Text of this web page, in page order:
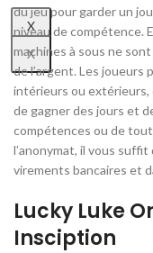
X
X
du jeu pour garder un
niveau de compétence.
machines à sous ne
de l’argent. Les joueurs
intérieurs ou
de gagner des jours et
compétences ou de
l’anonymat, il vous
virements bancaires et
Lucky Luke
Insciption